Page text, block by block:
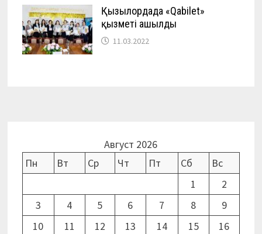
Қызылордада «Qabilet»
қызметі ашылды
11.03.2022
Август 2026
Пн
Вт Ср Чт Пт Сб
Вс
1
2
3
4 5 6 7 8
9
10
11 12 13 14 15
16